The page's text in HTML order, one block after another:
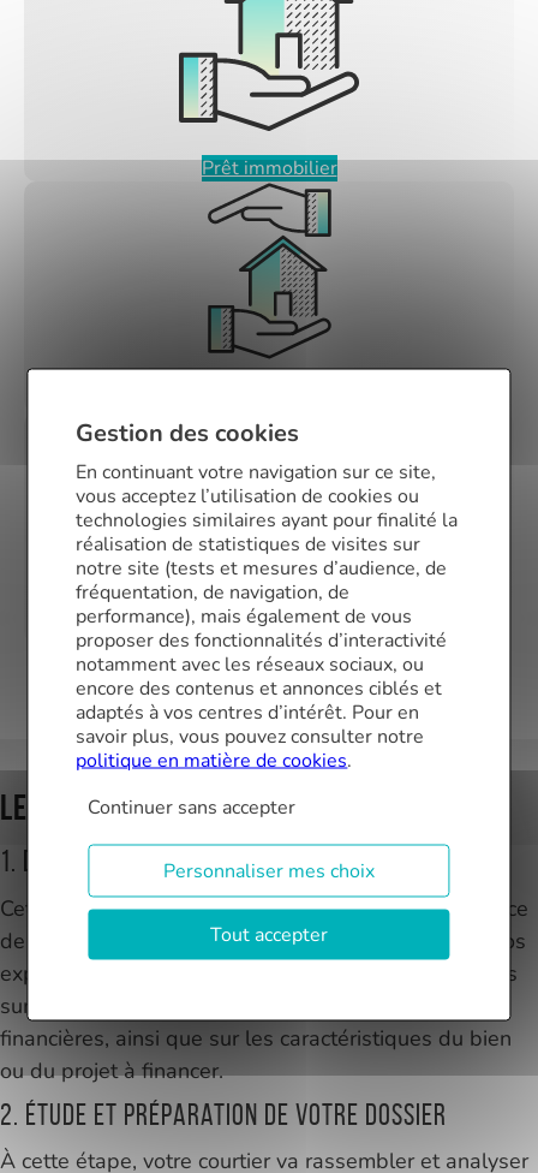
Prêt immobilier
Renégociation de prêt immobilier
Les 7 étapes de votre dossier
1. Découverte de votre projet
Cette première étape consiste à prendre connaissance
de votre projet de financement et de vos besoins. Nos
experts Finance Conseil vous poseront des questions
sur vos objectifs, vos contraintes, vos ressources
financières, ainsi que sur les caractéristiques du bien
ou du projet à financer.
2. Étude et préparation de votre dossier
À cette étape, votre courtier va rassembler et analyser
Gestion des cookies
En continuant votre navigation sur ce site,
vous acceptez l’utilisation de cookies ou
technologies similaires ayant pour finalité la
réalisation de statistiques de visites sur
notre site (tests et mesures d’audience, de
fréquentation, de navigation, de
performance), mais également de vous
proposer des fonctionnalités d’interactivité
notamment avec les réseaux sociaux, ou
encore des contenus et annonces ciblés et
adaptés à vos centres d’intérêt. Pour en
savoir plus, vous pouvez consulter notre
politique en matière de cookies.
Continuer sans accepter
Personnaliser mes choix
Tout accepter